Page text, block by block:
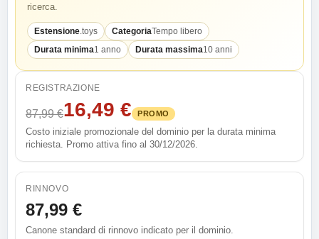
ricerca.
Estensione.toys CategoriaTempo libero
Durata minima1 anno Durata massima10 anni
REGISTRAZIONE
87,99 €16,49 € PROMO
Costo iniziale promozionale del dominio per la durata minima
richiesta. Promo attiva fino al 30/12/2026.
RINNOVO
87,99 €
Canone standard di rinnovo indicato per il dominio.